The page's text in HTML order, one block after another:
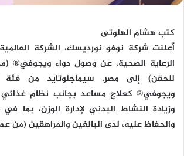
كتب هشام الهلوتى
أعلنت شركة نوفو نورديسك، الشركة
الرعاية الصحية، عن وصول دواء ويجوفي®
ويجوفي® كعلاج مساعد بجانب نظام
وزيادة النشاط البدني لإدارة الوزن، بما
والحفاظ عليه، لدى البالغين والمراهقين (من عمر 12